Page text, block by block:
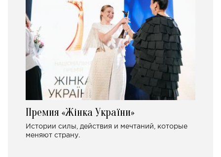
Премия «Жінка України»
Истории силы, действия и мечтаний, которые
меняют страну.